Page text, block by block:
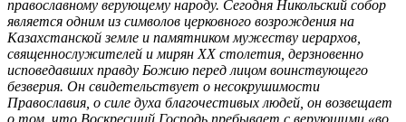
православному верующему народу. Сегодня Никольский собор
является одним из символов церковного возрождения на
Казахстанской земле и памятником мужеству иерархов,
священнослужителей и мирян ХХ столетия, дерзновенно
исповедавших правду Божию перед лицом воинствующего
безверия. Он свидетельствует о несокрушимости
Православия, о силе духа благочестивых людей, он возвещает
о том, что Воскресший Господь пребывает с верующими «во